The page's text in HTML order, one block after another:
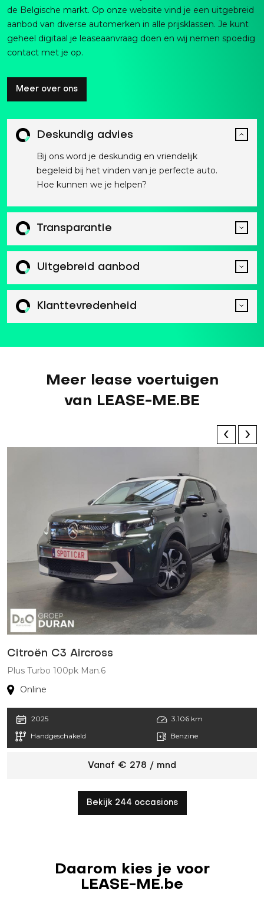
de Belgische markt. Op onze website vind je een uitgebreid
aanbod van diverse automerken in alle prijsklassen. Je kunt
geheel digitaal je leaseaanvraag doen en wij nemen spoedig
contact met je op.
Meer over ons
Deskundig advies
Bij ons word je deskundig en vriendelijk
begeleid bij het vinden van je perfecte auto.
Hoe kunnen we je helpen?
Transparantie
Uitgebreid aanbod
Klanttevredenheid
Meer lease voertuigen
van LEASE-ME.BE
Citroën C3 Aircross
Plus Turbo 100pk Man.6
Online
2025
3.106 km
Handgeschakeld
Benzine
Vanaf € 278 / mnd
Bekijk 244 occasions
Daarom kies je voor
LEASE-ME.be